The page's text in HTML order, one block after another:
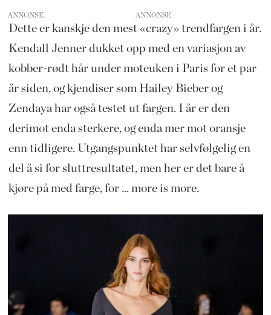
ANNONSE
Dette er kanskje den mest «crazy» trendfargen i år.
Kendall Jenner dukket opp med en variasjon av
kobber-rødt hår under moteuken i Paris for et par
år siden, og kjendiser som Hailey Bieber og
Zendaya har også testet ut fargen. I år er den
derimot enda sterkere, og enda mer mot oransje
enn tidligere. Utgangspunktet har selvfølgelig en
del å si for sluttresultatet, men her er det bare å
kjøre på med farge, for ... more is more.